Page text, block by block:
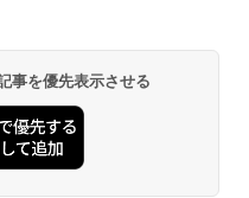
事を優先表示させる